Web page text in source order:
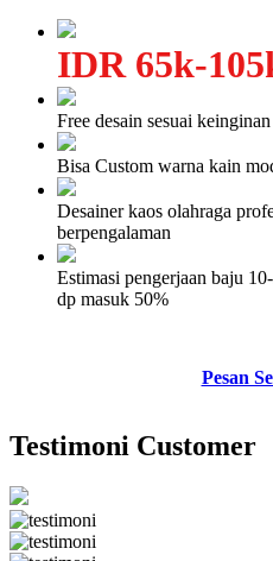
IDR 65k-
Free desain sesuai
Bisa Custom warna kain
Desainer kaos olahraga
berpengalaman
Estimasi pengerjaan baju
dp masuk 50%
Pesan
Testimoni Customer